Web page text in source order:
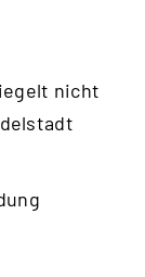
nicht